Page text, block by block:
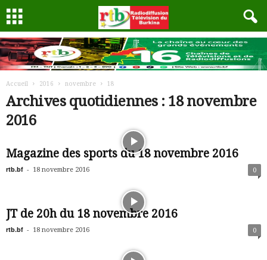
Accueil 2016 novembre 18
Archives quotidiennes : 18 novembre
2016
Magazine des sports du 18 novembre 2016
rtb.bf - 18 novembre 2016 0
JT de 20h du 18 novembre 2016
rtb.bf - 18 novembre 2016 0